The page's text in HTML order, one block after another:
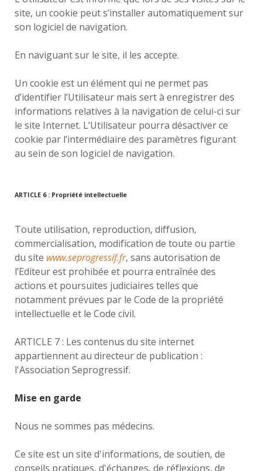
site, un cookie peut s’installer automatiquement sur
son logiciel de navigation.
En naviguant sur le site, il les accepte.
Un cookie est un élément qui ne permet pas
d’identifier l’Utilisateur mais sert à enregistrer des
informations relatives à la navigation de celui-ci sur
le site Internet. L’Utilisateur pourra désactiver ce
cookie par l’intermédiaire des paramètres figurant
au sein de son logiciel de navigation.
ARTICLE 6 : Propriété intellectuelle
Toute utilisation, reproduction, diffusion,
commercialisation, modification de toute ou partie
du site www.seprogressif.fr, sans autorisation de
l’Editeur est prohibée et pourra entraînée des
actions et poursuites judiciaires telles que
notamment prévues par le Code de la propriété
intellectuelle et le Code civil.
ARTICLE 7 : Les contenus du site internet
appartiennent au directeur de publication :
l'Association Seprogressif.
Mise en garde
Nous ne sommes pas médecins.
Ce site est un site d'informations, de soutien, de
conseils pratiques, d'échanges, de réflexions, de